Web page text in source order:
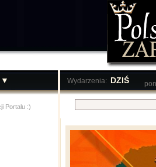
▼
Portalu :)
Wydarzenia: DZIŚ